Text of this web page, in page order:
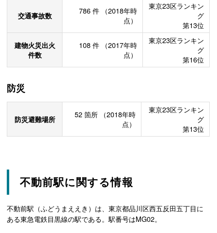
交通事故数 786 件
（2018年時
点）
東京23区ランキン
グ
第13位
建物火災出火
件数
108 件
（2017年時
点）
東京23区ランキン
グ
第16位
防災
防災避難場所 52 箇所
（2018年時
点）
東京23区ランキン
グ
第13位
不動前駅に関する情報
不動前駅（ふどうまええき）は、東京都品川区西五反田五丁目に
ある東急電鉄目黒線の駅である。駅番号はMG02。